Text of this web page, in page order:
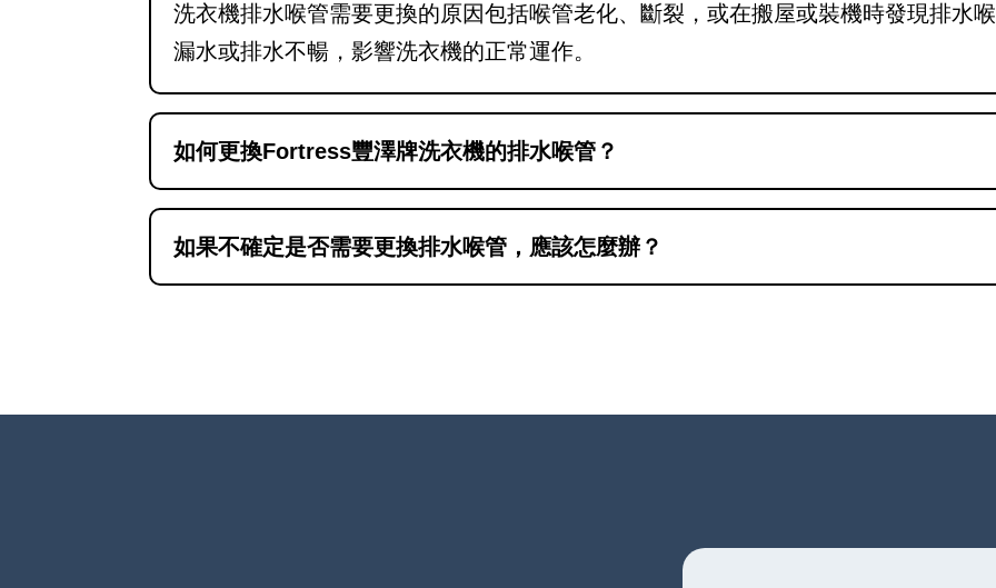
洗衣機排水喉管需要更換的原因包括喉管老化、斷裂，或在搬屋或裝機時發現排水
漏水或排水不暢，影響洗衣機的正常運作。
如何更換Fortress豐澤牌洗衣機的排水喉管？
更換洗衣機排水喉管需要拆機，因不同型號的洗衣機排水喉設計和口徑不同，建議
供專業上門服務，確保安裝正確並避免運作時漏水。
如果不確定是否需要更換排水喉管，應該怎麼辦？